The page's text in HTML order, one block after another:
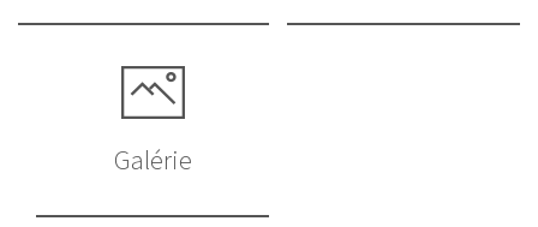
Galérie